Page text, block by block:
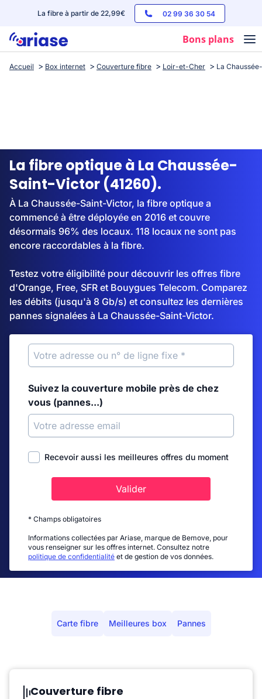
La fibre à partir de 22,99€ 02 99 36 30 54
Bons plans
Box internet
Streaming
Accueil Box internet Couverture fibre Loir-et-Cher La
La fibre optique à La Chaussée-
Saint-Victor (41260).
À La Chaussée-Saint-Victor, la fibre optique a
commencé à être déployée en 2016 et couvre
désormais 96% des locaux. 118 locaux ne sont pas
encore raccordables à la fibre.
Testez votre éligibilité pour découvrir les offres fibre
d'Orange, Free, SFR et Bouygues Telecom. Comparez
les débits (jusqu'à 8 Gb/s) et consultez les dernières
pannes signalées à La Chaussée-Saint-Victor.
Suivez la couverture mobile près de chez
vous (pannes...)
Recevoir aussi les meilleures offres du moment
Valider
* Champs obligatoires
Informations collectées par Ariase, marque de Bemove, pour
vous renseigner sur les offres internet. Consultez notre
politique de confidentialité et de gestion de vos données.
Carte fibre Meilleures box Pannes
Couverture fibre